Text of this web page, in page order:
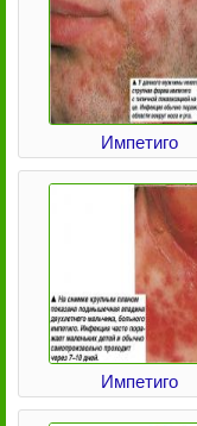
Импетиго
Импетиго